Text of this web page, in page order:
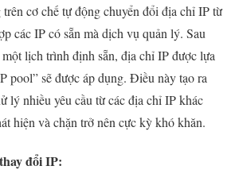
cơ chế tự động chuyển đổi địa chỉ IP từ
các IP có sẵn mà dịch vụ quản lý. Sau
lịch trình định sẵn, địa chỉ IP được lựa
pool” sẽ được áp dụng. Điều này tạo ra
lý nhiều yêu cầu từ các địa chỉ IP khác
hiện và chặn trở nên cực kỳ khó khăn.
đổi IP: